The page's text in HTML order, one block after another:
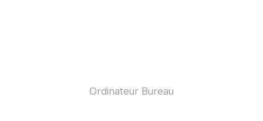
Ordinateur Bureau